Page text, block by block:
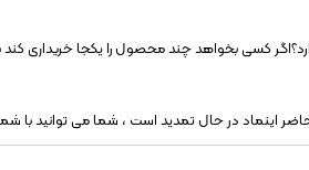
کسی بخواهد چند محصول را یکجا خریداری
در حال تمدید است ، شما می توانید با شماره 09339192304 تماس